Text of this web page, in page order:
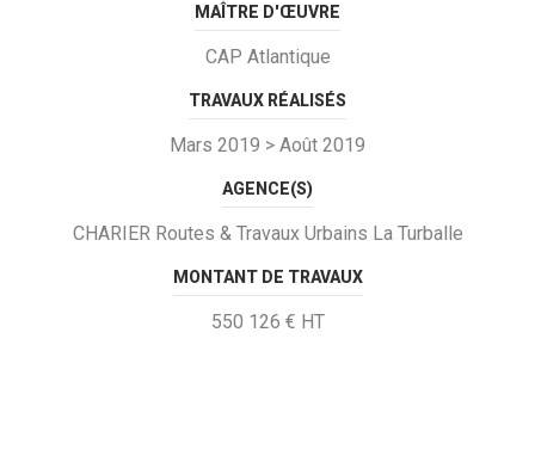
MAÎTRE D'ŒUVRE
CAP Atlantique
TRAVAUX RÉALISÉS
Mars 2019 > Août 2019
AGENCE(S)
CHARIER Routes & Travaux Urbains La Turballe
MONTANT DE TRAVAUX
550 126 € HT